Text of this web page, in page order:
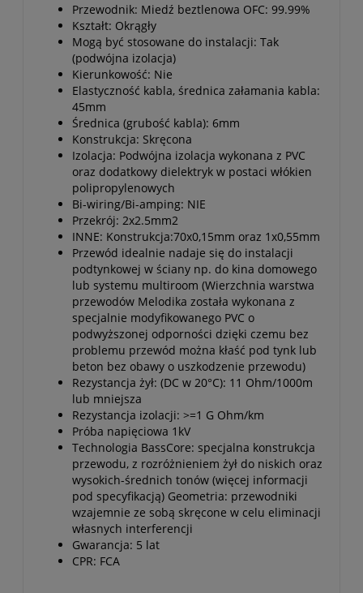
Przewodnik: Miedź beztlenowa OFC: 99.99%
Kształt: Okrągły
Mogą być stosowane do instalacji: Tak
(podwójna izolacja)
Kierunkowość: Nie
Elastyczność kabla, średnica załamania kabla:
45mm
Średnica (grubość kabla): 6mm
Konstrukcja: Skręcona
Izolacja: Podwójna izolacja wykonana z PVC
oraz dodatkowy dielektryk w postaci włókien
polipropylenowych
Bi-wiring/Bi-amping: NIE
Przekrój: 2x2.5mm2
INNE: Konstrukcja:70x0,15mm oraz 1x0,55mm
Przewód idealnie nadaje się do instalacji
podtynkowej w ściany np. do kina domowego
lub systemu multiroom (Wierzchnia warstwa
przewodów Melodika została wykonana z
specjalnie modyfikowanego PVC o
podwyższonej odporności dzięki czemu bez
problemu przewód można kłaść pod tynk lub
beton bez obawy o uszkodzenie przewodu)
Rezystancja żył: (DC w 20°C): 11 Ohm/1000m
lub mniejsza
Rezystancja izolacji: >=1 G Ohm/km
Próba napięciowa 1kV
Technologia BassCore: specjalna konstrukcja
przewodu, z rozróżnieniem żył do niskich oraz
wysokich-średnich tonów (więcej informacji
pod specyfikacją) Geometria: przewodniki
wzajemnie ze sobą skręcone w celu eliminacji
własnych interferencji
Gwarancja: 5 lat
CPR: FCA